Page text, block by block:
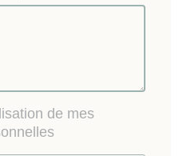
de mes